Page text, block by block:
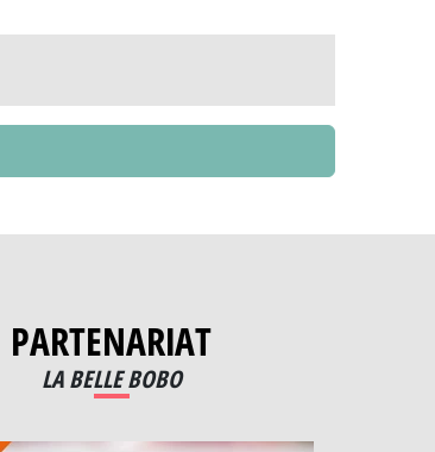
PARTENARIAT
LA BELLE BOBO